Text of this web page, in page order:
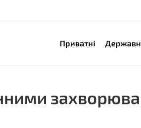
Приватні